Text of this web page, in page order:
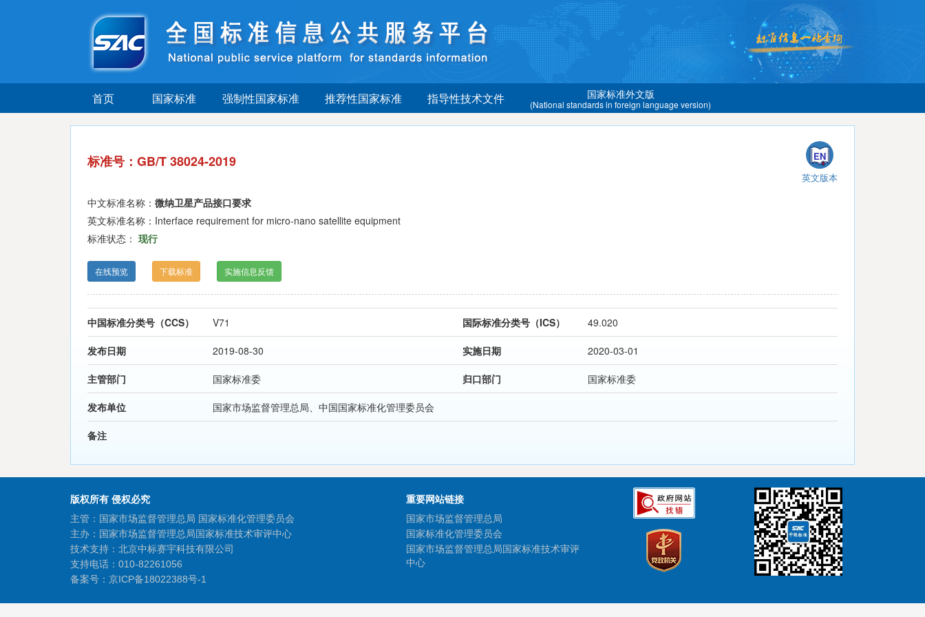
首页 国家标准 强制性国家标准 推荐性国家标准 指导性技术文件 国家标准外文版
(National standards in foreign language version)
标准号：GB/T 38024-2019
EN
英文版本
中文标准名称： 微纳卫星产品接口要求
英文标准名称：Interface requirement for micro-nano satellite equipment
标准状态： 现行
在线预览 下载标准 实施信息反馈
中国标准分类号（CCS） V71 国际标准分类号（ICS） 49.020
发布日期 2019-08-30 实施日期 2020-03-01
主管部门 国家标准委 归口部门 国家标准委
发布单位 国家市场监督管理总局、中国国家标准化管理委员会
备注
版权所有 侵权必究
主管：国家市场监督管理总局 国家标准化管理委员会
主办：国家市场监督管理总局国家标准技术审评中心
技术支持：北京中标赛宇科技有限公司
支持电话：010-82261056
备案号： 京ICP备18022388号-1
重要网站链接
国家市场监督管理总局
国家标准化管理委员会
国家市场监督管理总局国家标准技术审评
中心